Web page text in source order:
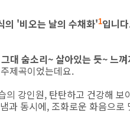
의 '비오는 날의 수채화'1입니
대 숨소리~ 살아있는 듯~ 느
제곡이었는데요.
의 강인원, 탄탄하고 건강해 보
과 동시에, 조화로운 화음으로